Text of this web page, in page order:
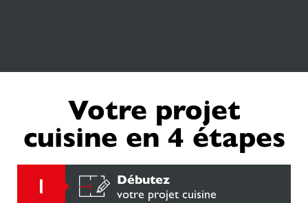
Votre projet
cuisine en 4 étapes
Débutez
votre projet cuisine